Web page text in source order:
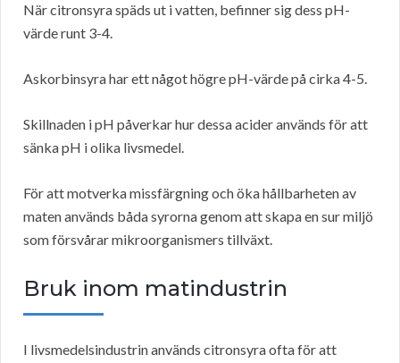
När citronsyra späds ut i vatten, befinner sig dess pH-
värde runt 3-4.
Askorbinsyra har ett något högre pH-värde på cirka 4-5.
Skillnaden i pH påverkar hur dessa acider används för att
sänka pH i olika livsmedel.
För att motverka missfärgning och öka hållbarheten av
maten används båda syrorna genom att skapa en sur miljö
som försvårar mikroorganismers tillväxt.
Bruk inom matindustrin
I livsmedelsindustrin används citronsyra ofta för att